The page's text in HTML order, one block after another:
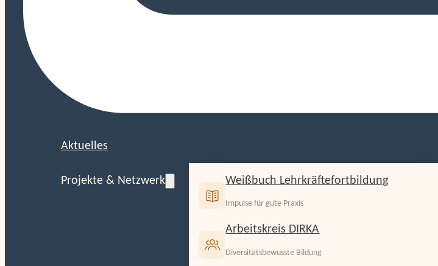
Aktuelles
Projekte & Netzwerk Weißbuch Lehrkräftefortbildung
Impulse für gute Praxis
Arbeitskreis DIRKA
Diversitätsbewusste Bildung